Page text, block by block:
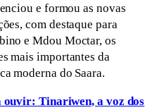
e formou as novas
com destaque para
e Mdou Moctar, os
mais importantes da
moderna do Saara.
ouvir: Tinariwen, a voz dos